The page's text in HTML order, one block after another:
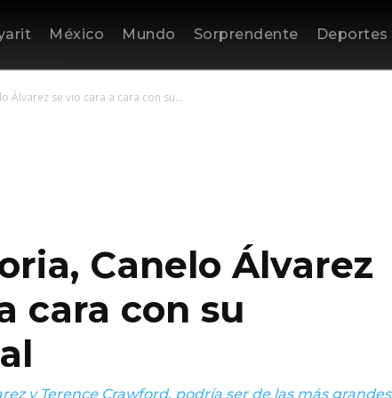
México Mundo Sorprendente Deportes
Álvarez se vio cara a cara con su...
Canelo Álvarez
cara con su
y Terence Crawford, podría ser de las más grandes